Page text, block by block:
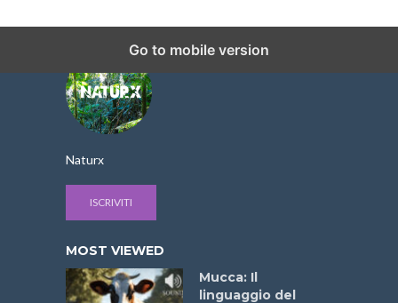
Naturx
ISCRIVITI
MOST VIEWED
Mucca: Il
linguaggio del
Go to mobile version